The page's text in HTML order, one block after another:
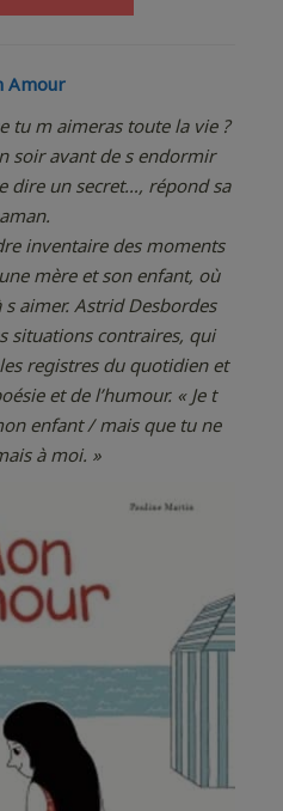
Amour
tu m aimeras toute la vie ?
soir avant de s endormir
dire un secret…, répond sa
inventaire des moments
mère et son enfant, où
aimer. Astrid Desbordes
situations contraires, qui
registres du quotidien et
et de l’humour. « Je t
enfant / mais que tu ne
à moi. »